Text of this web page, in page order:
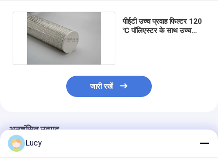
पीईटी उच्च प्रवाह फिल्टर 120
℃ पॉलिएस्टर के साथ उच्च
जारी रखें
अनुशंसित उत्पाद
Lucy